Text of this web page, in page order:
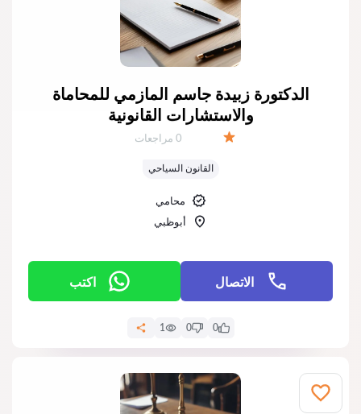
الدكتورة زبيدة جاسم المازمي للمحاماة
والاستشارات القانونية
عدد المراجعات:
0 مراجعات
القانون السياحي
محامي
أبوظبي
الاتصال اكتب
0
0
1